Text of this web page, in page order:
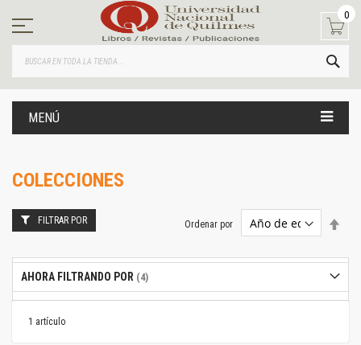
contenido
0
MENÚ
COLECCIONES
1 artículo
Ordenar por
FILTRAR POR
AHORA FILTRANDO POR